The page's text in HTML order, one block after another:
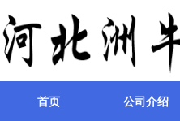
首页 公司介绍